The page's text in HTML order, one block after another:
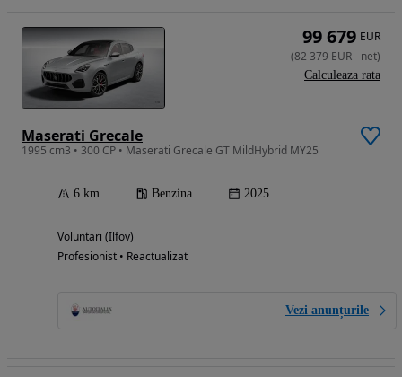
Maserati Grecale
1995 cm3 • 300 CP • Maserati Grecale GT MildHybrid MY25
6 km Benzina 2025
Voluntari (Ilfov)
Profesionist • Reactualizat
Vezi anunțurile
99 679 EUR
(82 379 EUR- net)
Calculeaza rata